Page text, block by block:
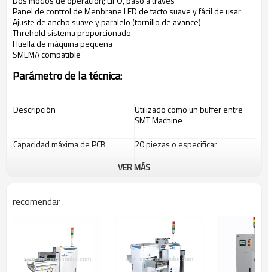
Panel de control de Menbrane LED de tacto suave y fácil de usar
Ajuste de ancho suave y paralelo (tornillo de avance)
Threhold sistema proporcionado
Huella de máquina pequeña
SMEMA compatible
Parámetro de la técnica:
Descripción
Utilizado como un buffer entre
SMT Machine
Capacidad máxima de PCB
20 piezas o especificar
Paso de indexación 25.4 mm o especificar
VER MÁS
recomendar